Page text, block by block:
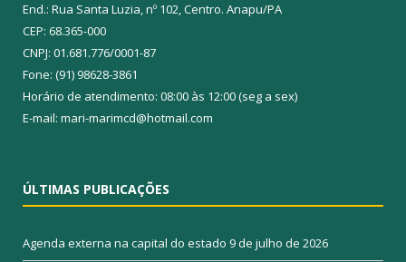
End.: Rua Santa Luzia, nº 102, Centro. Anapu/PA
CEP: 68.365-000
CNPJ: 01.681.776/0001-87
Fone: (91) 98628-3861
Horário de atendimento: 08:00 às 12:00 (seg a sex)
E-mail: mari-marimcd@hotmail.com
ÚLTIMAS PUBLICAÇÕES
Agenda externa na capital do estado 9 de julho de 2026